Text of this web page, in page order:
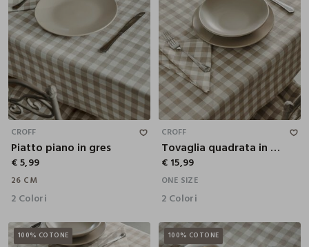
26 CM
CROFF
Piatto piano in gres
€ 5,99
26 CM
2 Colori
CROFF
Tovaglia quadrata in cotone a quadretti
€ 15,99
ONE SIZE
2 Colori
100% COTONE 100% COTONE